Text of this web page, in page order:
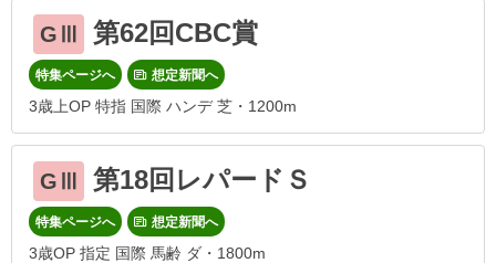
GⅢ 第62回CBC賞
特集ページへ 想定新聞へ
3歳上OP 特指 国際 ハンデ 芝・1200m
GⅢ 第18回レパードＳ
特集ページへ 想定新聞へ
3歳OP 指定 国際 馬齢 ダ・1800m